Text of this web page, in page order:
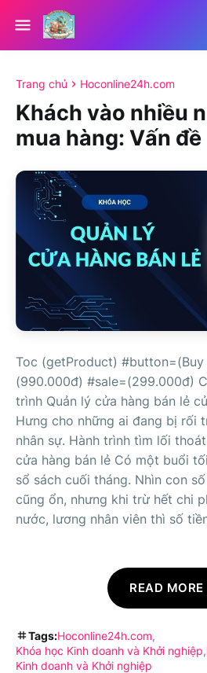
Trang chủ Hoconline24h.com
Khách vào nhiều
mua hàng: Vấn
Toc (getProduct)
(990.000đ) #sale=(299.000đ)
trình Quản lý cửa hàng bán lẻ
Hưng cho những ai đang bị rối
nhân sự. Hành trình tìm lối
cửa hàng bán lẻ Có một buổi
sổ sách cuối tháng. Nhìn con
cũng ổn, nhưng khi trừ hết chi
nước, lương nhân viên thì số
READ
Tags:Hoconline24h.com
Khóa học Kinh doanh và Khởi nghiệp
Kinh doanh và Khởi nghiệp